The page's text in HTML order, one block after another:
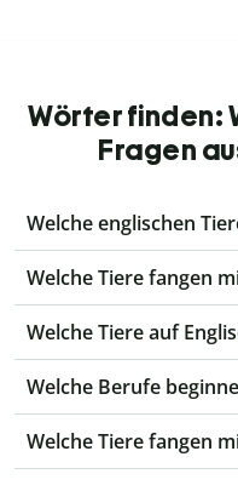
Wörter finden:
Fragen
Welche englischen
Welche Tiere fangen
Welche Tiere auf
Welche Berufe
Welche Tiere fangen